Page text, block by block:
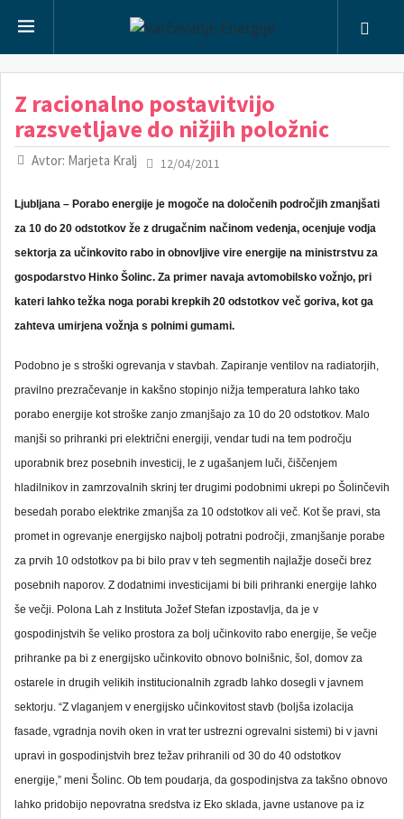
Z racionalno postavitvijo
razsvetljave do nižjih položnic
Avtor: Marjeta Kralj 12/04/2011
Ljubljana – Porabo energije je mogoče na določenih področjih zmanjšati
za 10 do 20 odstotkov že z drugačnim načinom vedenja, ocenjuje vodja
sektorja za učinkovito rabo in obnovljive vire energije na ministrstvu za
gospodarstvo Hinko Šolinc. Za primer navaja avtomobilsko vožnjo, pri
kateri lahko težka noga porabi krepkih 20 odstotkov več goriva, kot ga
zahteva umirjena vožnja s polnimi gumami.
Podobno je s stroški ogrevanja v stavbah. Zapiranje ventilov na radiatorjih,
pravilno prezračevanje in kakšno stopinjo nižja temperatura lahko tako
porabo energije kot stroške zanjo zmanjšajo za 10 do 20 odstotkov. Malo
manjši so prihranki pri električni energiji, vendar tudi na tem področju
uporabnik brez posebnih investicij, le z ugašanjem luči, čiščenjem
hladilnikov in zamrzovalnih skrinj ter drugimi podobnimi ukrepi po Šolinčevih
besedah porabo elektrike zmanjša za 10 odstotkov ali več. Kot še pravi, sta
promet in ogrevanje energijsko najbolj potratni področji, zmanjšanje porabe
za prvih 10 odstotkov pa bi bilo prav v teh segmentih najlažje doseči brez
posebnih naporov. Z dodatnimi investicijami bi bili prihranki energije lahko
še večji. Polona Lah z Instituta Jožef Stefan izpostavlja, da je v
gospodinjstvih še veliko prostora za bolj učinkovito rabo energije, še večje
prihranke pa bi z energijsko učinkovito obnovo bolnišnic, šol, domov za
ostarele in drugih velikih institucionalnih zgradb lahko dosegli v javnem
sektorju. “Z vlaganjem v energijsko učinkovitost stavb (boljša izolacija
fasade, vgradnja novih oken in vrat ter ustrezni ogrevalni sistemi) bi v javni
upravi in gospodinjstvih brez težav prihranili od 30 do 40 odstotkov
energije,” meni Šolinc. Ob tem poudarja, da gospodinjstva za takšno obnovo
lahko pridobijo nepovratna sredstva iz Eko sklada, javne ustanove pa iz